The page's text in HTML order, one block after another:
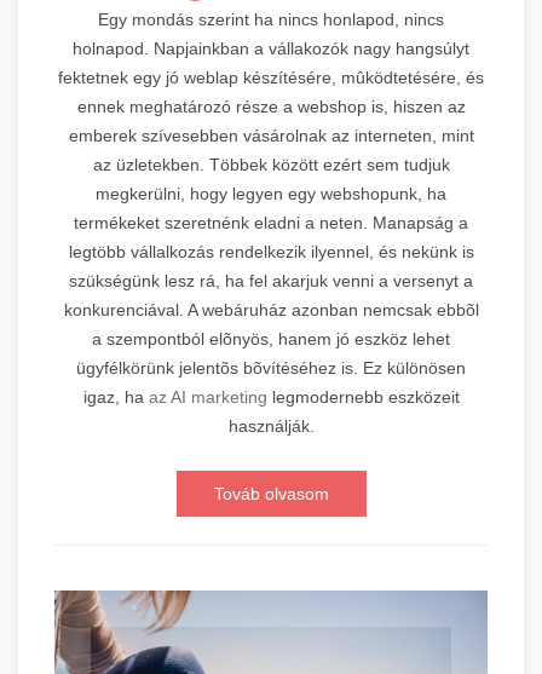
Egy mondás szerint ha nincs honlapod, nincs
holnapod. Napjainkban a vállakozók nagy hangsúlyt
fektetnek egy jó weblap készítésére, mûködtetésére, és
ennek meghatározó része a webshop is, hiszen az
emberek szívesebben vásárolnak az interneten, mint
az üzletekben. Többek között ezért sem tudjuk
megkerülni, hogy legyen egy webshopunk, ha
termékeket szeretnénk eladni a neten. Manapság a
legtöbb vállalkozás rendelkezik ilyennel, és nekünk is
szükségünk lesz rá, ha fel akarjuk venni a versenyt a
konkurenciával. A webáruház azonban nemcsak ebbõl
a szempontból elõnyös, hanem jó eszköz lehet
ügyfélkörünk jelentõs bõvítéséhez is. Ez különösen
igaz, ha az AI marketing legmodernebb eszközeit
használják.
Továb olvasom